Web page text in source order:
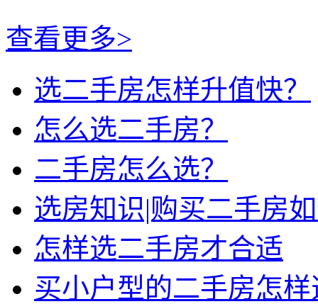
查看更多>
选二手房怎样升值快？
怎么选二手房？
二手房怎么选？
选房知识|购买二手房
怎样选二手房才合适
买小户型的二手房怎样